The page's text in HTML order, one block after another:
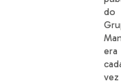
do
era
vez